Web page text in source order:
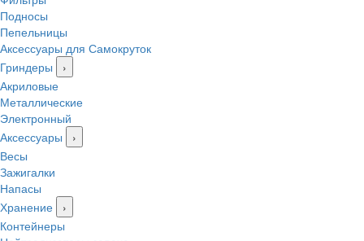
Подносы
Пепельницы
Аксессуары для Самокруток
Гриндеры
›
Акриловые
Металлические
Электронный
Аксессуары
›
Весы
Зажигалки
Напасы
Хранение
›
Контейнеры